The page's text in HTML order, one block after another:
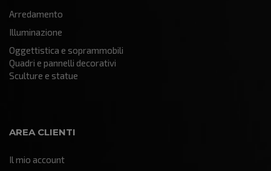
Arredamento
Illuminazione
Oggettistica e soprammobili
Quadri e pannelli decorativi
Sculture e statue
AREA CLIENTI
Il mio account